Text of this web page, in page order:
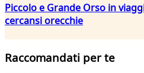
Piccolo e Grande Orso in
cercansi orecchie
Raccomandati per te